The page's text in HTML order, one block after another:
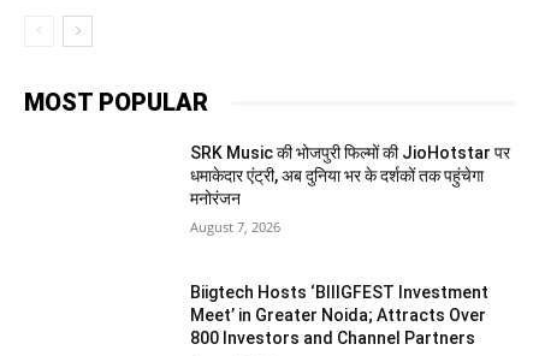
MOST POPULAR
SRK Music की भोजपुरी फिल्मों की JioHotstar पर
धमाकेदार एंट्री, अब दुनिया भर के दर्शकों तक पहुंचेगा
मनोरंजन
August 7, 2026
Biigtech Hosts ‘BIIIGFEST Investment
Meet’ in Greater Noida; Attracts Over
800 Investors and Channel Partners